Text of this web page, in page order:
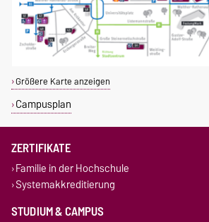
Größere Karte anzeigen
Campusplan
ZERTIFIKATE
Familie in der Hochschule
Systemakkreditierung
STUDIUM & CAMPUS